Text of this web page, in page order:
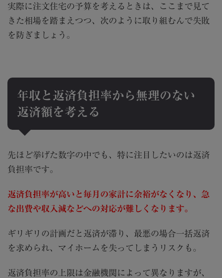
実際に注文住宅の予算を考えるときは、ここまで見て
きた相場を踏まえつつ、次のように取り組むんで失敗
を防ぎましょう。
年収と返済負担率から無理のない
返済額を考える
先ほど挙げた数字の中でも、特に注目したいのは返済
負担率です。
返済負担率が高いと毎月の家計に余裕がなくなり、急
な出費や収入減などへの対応が難しくなります。
ギリギリの計画だと返済が滞り、最悪の場合一括返済
を求められ、マイホームを失ってしまうリスクも。
返済負担率の上限は金融機関によって異なりますが、